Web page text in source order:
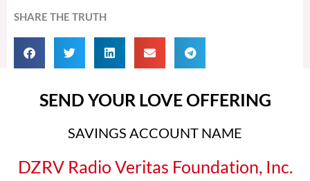
SHARE THE TRUTH
SEND YOUR LOVE OFFERING
SAVINGS ACCOUNT NAME
DZRV Radio Veritas Foundation, Inc.